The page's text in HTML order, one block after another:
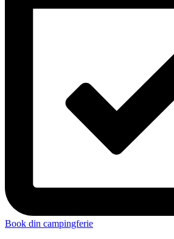
Book din campingferie